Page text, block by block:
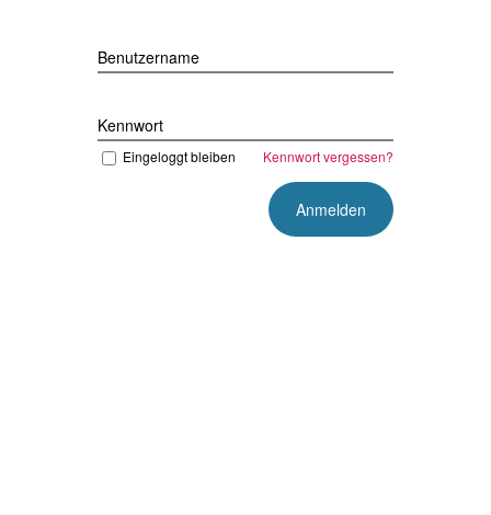
Benutzername
Kennwort
Eingeloggt bleiben Kennwort vergessen?